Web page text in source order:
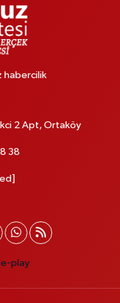
habercilik
2 Apt, Ortaköy
38